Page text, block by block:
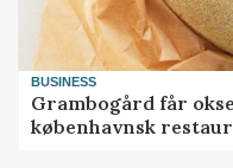
BUSINESS
Grambogård får
københavnsk